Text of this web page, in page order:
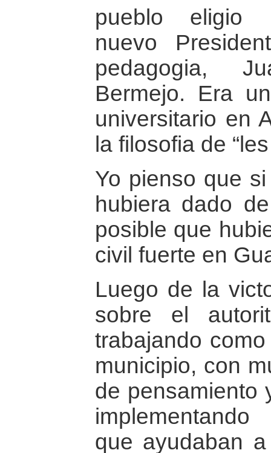
pueblo eligio
nuevo
pedagogia,
Bermejo. Era
universitario en
la filosofia de
Yo pienso que
hubiera dado
posible que
civil fuerte en
Luego de la
sobre el
trabajando
municipio, con
de pensamiento
que ayudaban